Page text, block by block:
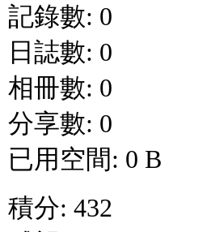
記錄數: 0
日誌數: 0
相冊數: 0
分享數: 0
已用空間: 0 B
積分: 432